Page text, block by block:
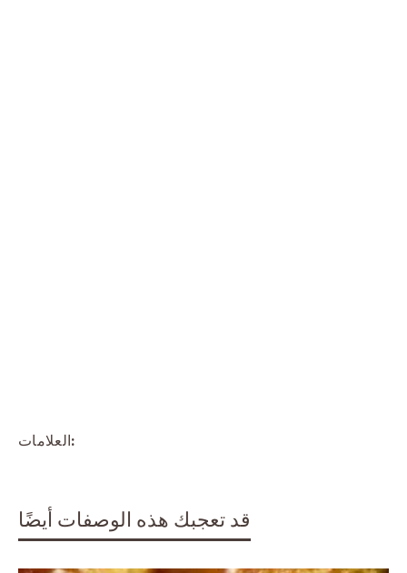
العلامات:
قد تعجبك هذه الوصفات أيضًا